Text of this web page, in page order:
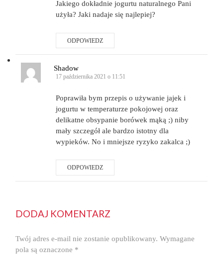
Jakiego dokładnie jogurtu naturalnego Pani
użyła? Jaki nadaje się najlepiej?
ODPOWIEDZ
Shadow
17 października 2021 o 11:51
Poprawiła bym przepis o używanie jajek i
jogurtu w temperaturze pokojowej oraz
delikatne obsypanie borówek mąką ;) niby
mały szczegół ale bardzo istotny dla
wypieków. No i mniejsze ryzyko zakalca ;)
ODPOWIEDZ
DODAJ KOMENTARZ
Twój adres e-mail nie zostanie opublikowany. Wymagane
pola są oznaczone *